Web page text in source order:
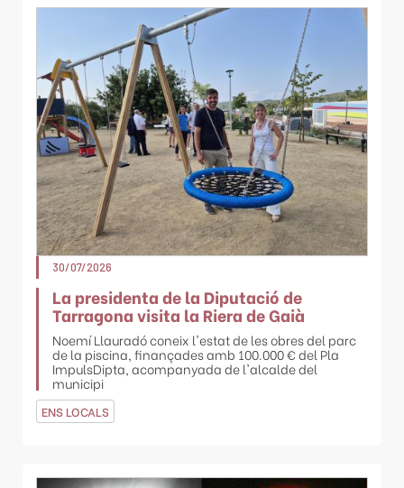
30/07/2026
La presidenta de la Diputació de
Tarragona visita la Riera de Gaià
Noemí Llauradó coneix l'estat de les obres del parc
de la piscina, finançades amb 100.000 € del Pla
ImpulsDipta, acompanyada de l'alcalde del
municipi
ENS LOCALS